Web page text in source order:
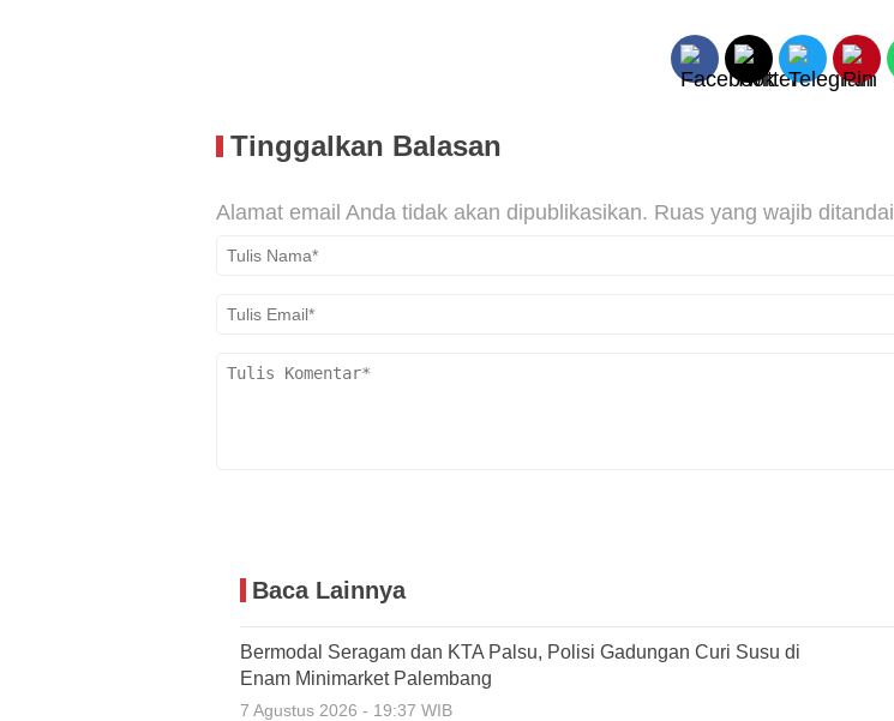
Tinggalkan Balasan
Alamat email Anda tidak akan dipublikasikan. Ruas yang wajib ditandai
Baca Lainnya
Bermodal Seragam dan KTA Palsu, Polisi Gadungan Curi Susu di
Enam Minimarket Palembang
7 Agustus 2026 - 19:37 WIB